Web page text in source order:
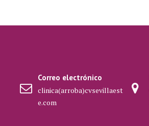
Correo electrónico
clinica(arroba)cvsevillaest
e.com